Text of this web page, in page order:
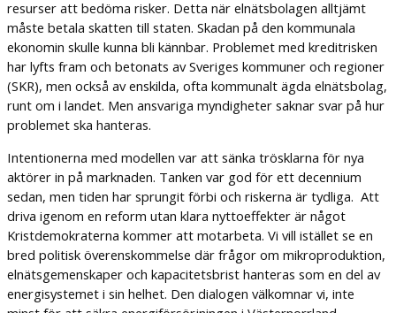
resurser att bedöma risker. Detta när elnätsbolagen alltjämt
måste betala skatten till staten. Skadan på den kommunala
ekonomin skulle kunna bli kännbar. Problemet med kreditrisken
har lyfts fram och betonats av Sveriges kommuner och regioner
(SKR), men också av enskilda, ofta kommunalt ägda elnätsbolag,
runt om i landet. Men ansvariga myndigheter saknar svar på hur
problemet ska hanteras.
Intentionerna med modellen var att sänka trösklarna för nya
aktörer in på marknaden. Tanken var god för ett decennium
sedan, men tiden har sprungit förbi och riskerna är tydliga. Att
driva igenom en reform utan klara nyttoeffekter är något
Kristdemokraterna kommer att motarbeta. Vi vill istället se en
bred politisk överenskommelse där frågor om mikroproduktion,
elnätsgemenskaper och kapacitetsbrist hanteras som en del av
energisystemet i sin helhet. Den dialogen välkomnar vi, inte